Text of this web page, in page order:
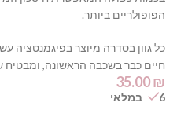
הפופולריים ביותר.
כל גוון בסדרה מיוצר בפיגמנטציה
חיים כבר בשכבה הראשונה,
35.00₪
6 במלאי